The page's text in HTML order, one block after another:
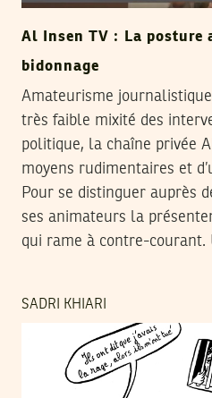
Al Insen TV : La posture
bidonnage
Amateurisme
très faible mixité des
politique, la chaîne privée
moyens rudimentaires et
Pour se distinguer auprès
ses animateurs la
qui rame à contre-courant.
SADRI KHIARI